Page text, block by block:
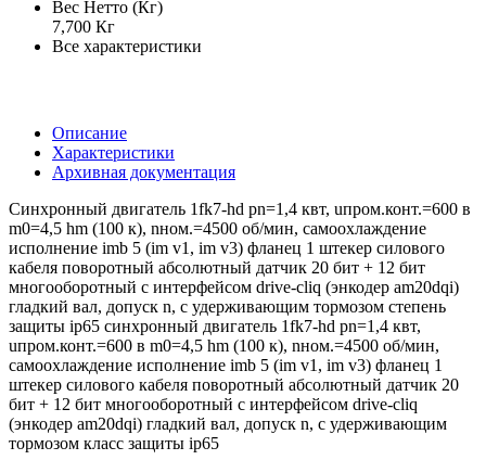
Вес Нетто (Кг)
7,700 Кг
Все характеристики
Описание
Характеристики
Архивная документация
Синхронный двигатель 1fk7-hd pn=1,4 квт, uпром.конт.=600 в
m0=4,5 hm (100 к), nном.=4500 об/мин, самоохлаждение
исполнение imb 5 (im v1, im v3) фланец 1 штекер силового
кабеля поворотный абсолютный датчик 20 бит + 12 бит
многооборотный с интерфейсом drive-cliq (энкодер am20dqi)
гладкий вал, допуск n, с удерживающим тормозом степень
защиты ip65 синхронный двигатель 1fk7-hd pn=1,4 квт,
uпром.конт.=600 в m0=4,5 hm (100 к), nном.=4500 об/мин,
самоохлаждение исполнение imb 5 (im v1, im v3) фланец 1
штекер силового кабеля поворотный абсолютный датчик 20
бит + 12 бит многооборотный с интерфейсом drive-cliq
(энкодер am20dqi) гладкий вал, допуск n, с удерживающим
тормозом класс защиты ip65